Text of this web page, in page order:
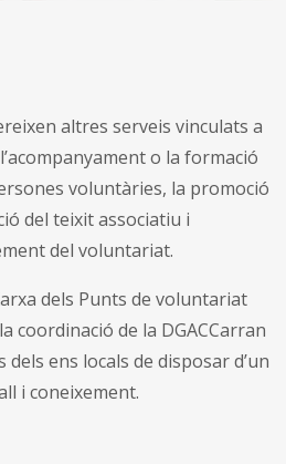
altres serveis vinculats a
o la formació
voluntàries, la promoció
del teixit associatiu i
del voluntariat.
dels Punts de voluntariat
coordinació de la DGACCarran
ens locals de disposar d’un
i coneixement.